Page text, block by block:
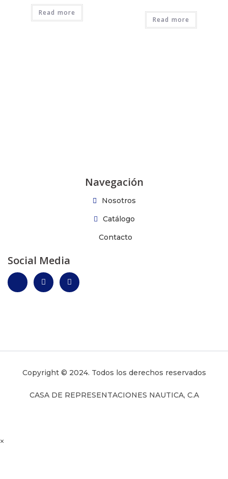
Read more
Read more
Navegación
Nosotros
Catálogo
Contacto
Social Media
Copyright © 2024. Todos los derechos reservados
CASA DE REPRESENTACIONES NAUTICA, C.A
×